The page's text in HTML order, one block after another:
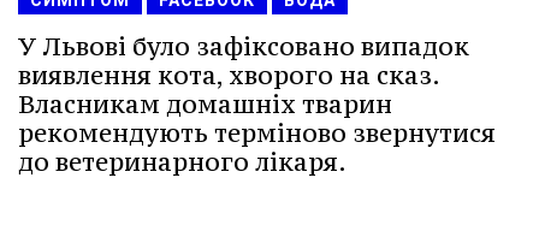
У Львові було зафіксовано випадок
виявлення кота, хворого на сказ.
Власникам домашніх тварин
рекомендують терміново звернутися
до ветеринарного лікаря.